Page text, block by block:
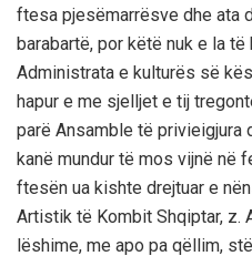
ftesa pjesëmarrësve dhe ata
barabartë, por këtë nuk e la
Administrata e kulturës së
hapur e me sjelljet e tij
parë Ansamble të privieigjura
kanë mundur të mos vijnë në
ftesën ua kishte drejtuar e
Artistik të Kombit Shqiptar, z.
lëshime, me apo pa qëllim,